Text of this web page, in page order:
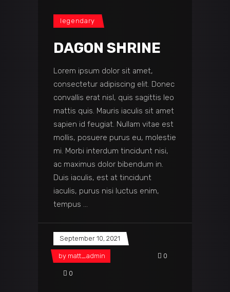
legendary
DAGON SHRINE
Lorem ipsum dolor sit amet,
consectetur adipiscing elit. Donec
convallis erat nisl, quis sagittis leo
mattis quis. Mauris iaculis sit amet
sapien id feugiat. Nullam vitae est
mollis, posuere purus eu, molestie
mi. Morbi interdum tincidunt nisi,
ac maximus dolor bibendum in.
Duis iaculis, est at tincidunt
iaculis, purus nisi luctus enim,
tempus
September 10, 2021
by matt_admin 0
0